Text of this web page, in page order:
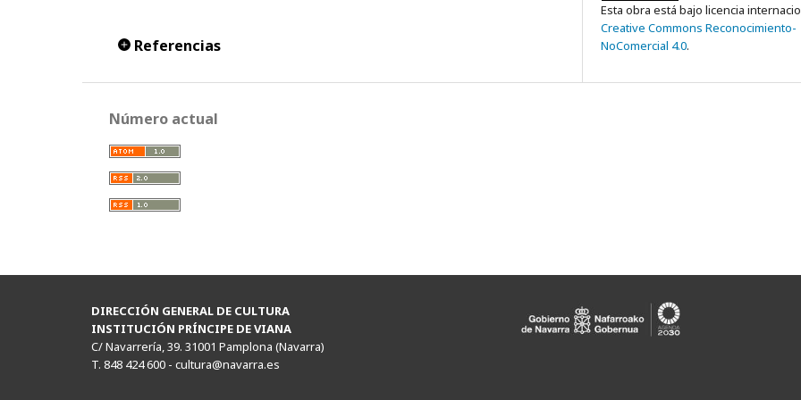
Referencias
Esta obra está bajo licencia
Creative Commons Reconocimiento-
NoComercial 4.0.
Número actual
DIRECCIÓN GENERAL DE CULTURA
INSTITUCIÓN PRÍNCIPE DE VIANA
C/ Navarrería, 39. 31001 Pamplona (Navarra)
T. 848 424 600 - cultura@navarra.es